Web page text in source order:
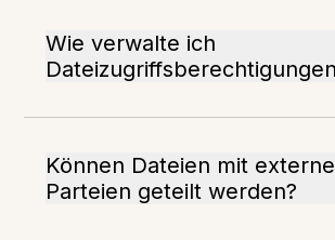
Wie verwalte ich
Können Dateien mit
Parteien geteilt werden?